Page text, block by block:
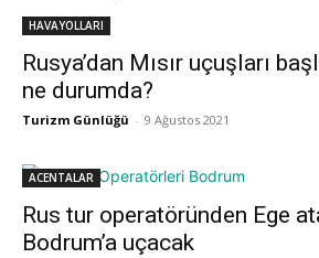
HAVAYOLLARI
Rusya’dan Mısır uçuşları
ne durumda?
Turizm Günlüğü - 9 Ağustos 2021
ACENTALAR
Rus tur operatöründen Ege
Bodrum’a uçacak